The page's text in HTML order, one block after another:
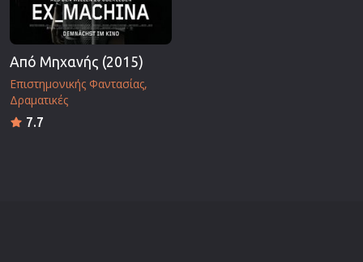
Από Μηχανής (2015)
Επιστημονικής Φαντασίας
Δραματικές
7.7